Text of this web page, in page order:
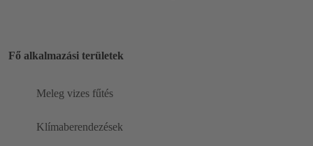
Fő alkalmazási területek
Meleg vizes fűtés
Klímaberendezések